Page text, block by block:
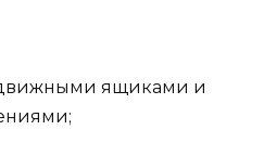
ящиками и